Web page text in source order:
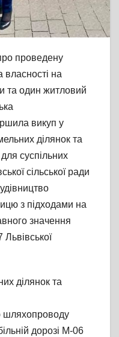
проведену
на
та один житловий
викуп у
ділянок та
суспільних
сільської ради
з підходами на
значення
ділянок та
шляхопроводу
дорозі М-06